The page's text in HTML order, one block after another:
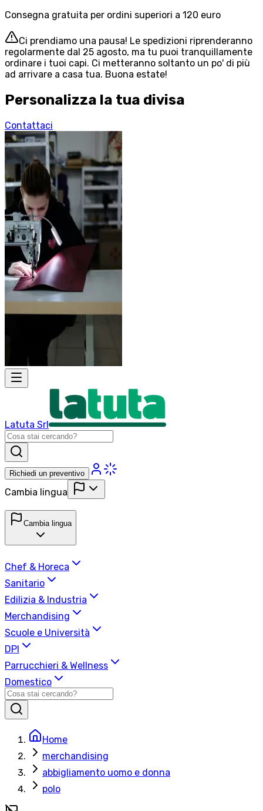
Consegna gratuita per ordini superiori a 120 euro
Ci prendiamo una pausa! Le spedizioni riprenderanno
regolarmente dal 25 agosto, ma tu puoi tranquillamente
ordinare i tuoi capi. Ci metteranno soltanto un po' di più
ad arrivare a casa tua. Buona estate!
Personalizza la tua divisa
Contattaci
Latuta Srl
Richiedi un preventivo
Cambia lingua
Cambia lingua
Chef & Horeca
Sanitario
Edilizia & Industria
Merchandising
Scuole e Università
DPI
Parrucchieri & Wellness
Domestico
Home
merchandising
abbigliamento uomo e donna
polo